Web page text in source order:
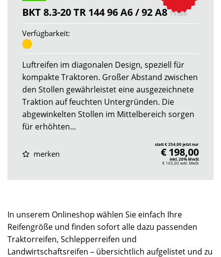
BKT 8.3-20 TR 144 96 A6 / 92 A819589
Verfügbarkeit:
Luftreifen im diagonalen Design, speziell für
kompakte Traktoren. Großer Abstand zwischen
den Stollen gewährleistet eine ausgezeichnete
Traktion auf feuchten Untergründen. Die
abgewinkelten Stollen im Mittelbereich sorgen
für erhöhten...
merken
statt € 254,00 jetzt nur
€ 198,00
inkl. 20% MwSt
€ 165,00exkl. MwSt
In unserem Onlineshop wählen Sie einfach Ihre
Reifengröße und finden sofort alle dazu passenden
Traktorreifen, Schlepperreifen und
Landwirtschaftsreifen – übersichtlich aufgelistet und zu